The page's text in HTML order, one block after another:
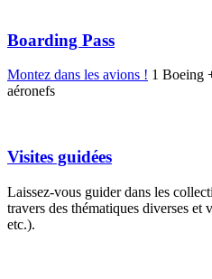
Boarding Pass
Montez dans les avions ! 1 Boeing
aéronefs
Visites guidées
Laissez-vous guider dans les
travers des thématiques diverses et
etc.).